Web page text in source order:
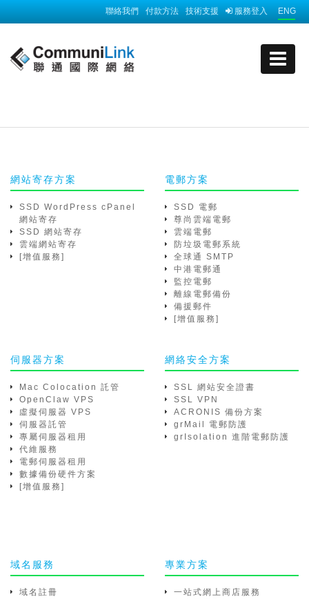
ENG
服務登入
技術支援
付款方法
聯絡我們
網站寄存方案
SSD WordPress cPanel
網站寄存
SSD 網站寄存
雲端網站寄存
[增值服務]
電郵方案
SSD 電郵
尊尚雲端電郵
雲端電郵
防垃圾電郵系統
全球通 SMTP
中港電郵通
監控電郵
離線電郵備份
備援郵件
[增值服務]
伺服器方案
Mac Colocation 託管
OpenClaw VPS
虛擬伺服器 VPS
伺服器託管
專屬伺服器租用
代維服務
電郵伺服器租用
數據備份硬件方案
[增值服務]
網絡安全方案
SSL 網站安全證書
SSL VPN
ACRONIS 備份方案
grMail 電郵防護
grIsolation 進階電郵防護
域名服務
域名註冊
專業方案
一站式網上商店服務